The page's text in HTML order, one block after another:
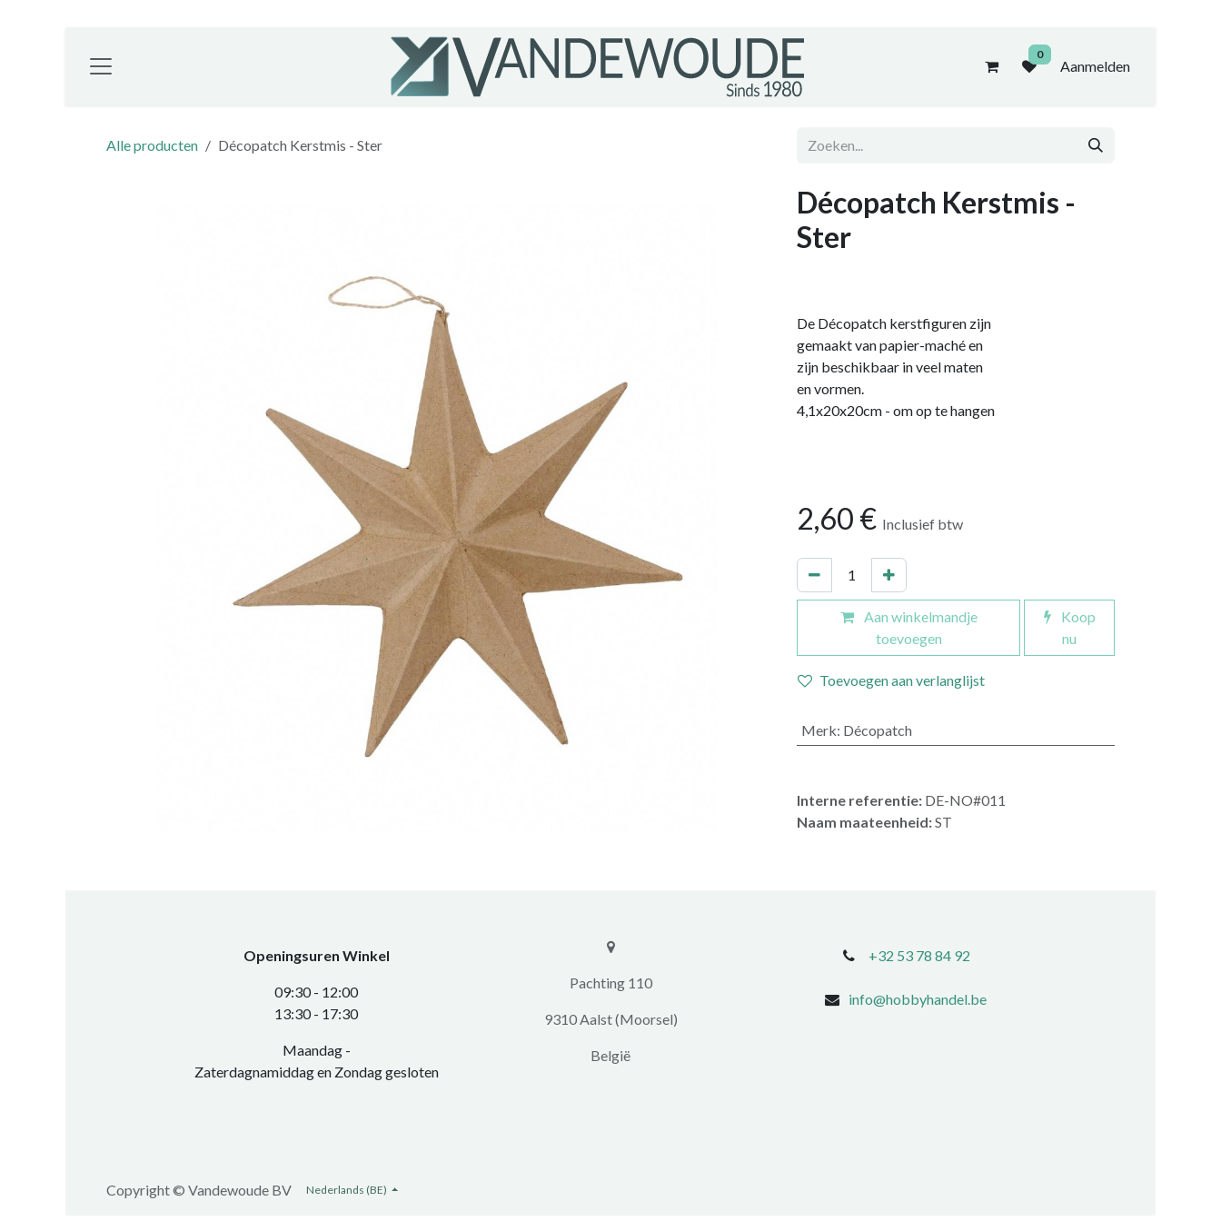
0
Aanmelden
Alle producten Décopatch Kerstmis - Ster
Décopatch Kerstmis -
Ster
De Décopatch kerstfiguren zijn
gemaakt van papier-maché en
zijn beschikbaar in veel maten
en vormen.
4,1x20x20cm - om op te hangen
2,60 € Inclusief btw
Aan winkelmandje
toevoegen
Koop
nu
Toevoegen aan verlanglijst
Merk: Décopatch
Interne referentie: DE-NO#011
Naam maateenheid:ST
Openingsuren Winkel
0​9:30 - 12:00
​13:30 - 17:30​
Maandag -
Zaterdagnamiddag en Zondag gesloten
+32 53 78 84 92
info@hobbyhandel.be
​​Pachting 110
9310 Aalst (Moorsel)
​België
Copyright © Vandewoude BV Nederlands (BE)